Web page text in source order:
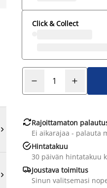


Click & Collect
Rajoittamaton
Ei aikarajaa - palauta
Hintatakuu
30 päivän hintatakuu
Joustava toimitus
Sinun valitsemasi